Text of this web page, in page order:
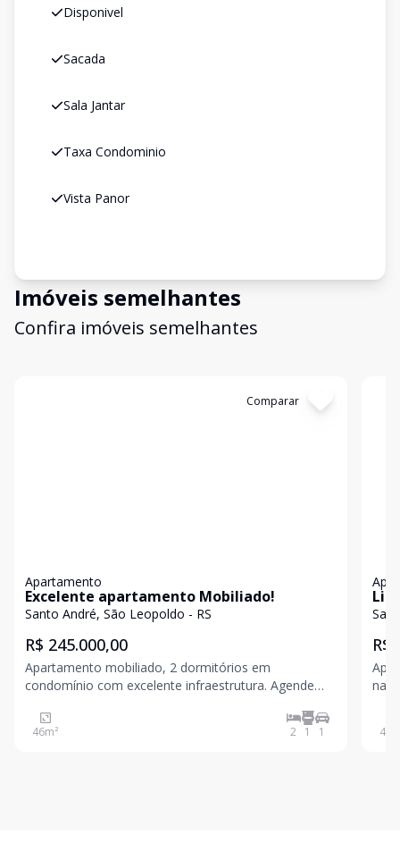
Disponivel
Sacada
Sala Jantar
Taxa Condominio
Vista Panor
Imóveis semelhantes
Confira imóveis semelhantes
Comparar
Apartamento
Excelente apartamento Mobiliado!
Santo André, São Leopoldo - RS
R$ 245.000,00
Apartamento mobiliado, 2 dormitórios em
condomínio com excelente infraestrutura. Agende
prévio
46m² 2 1 1
R$
40